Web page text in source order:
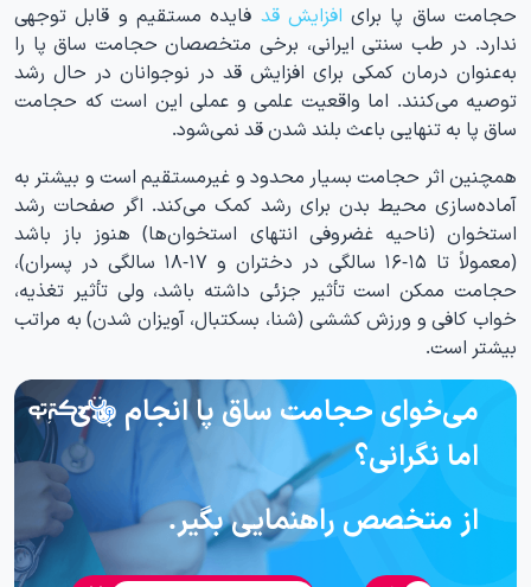
حجامت ساق پا برای افزایش قد فایده مستقیم و قابل توجهی
ندارد. در طب سنتی ایرانی، برخی متخصصان حجامت ساق پا را
به‌عنوان درمان کمکی برای افزایش قد در نوجوانان در حال رشد
توصیه می‌کنند. اما واقعیت علمی و عملی این است که حجامت
ساق پا به تنهایی باعث بلند شدن قد نمی‌شود.
همچنین اثر حجامت بسیار محدود و غیرمستقیم است و بیشتر به
آماده‌سازی محیط بدن برای رشد کمک می‌کند. اگر صفحات رشد
استخوان (ناحیه غضروفی انتهای استخوان‌ها) هنوز باز باشد
(معمولاً تا ۱۵-۱۶ سالگی در دختران و ۱۷-۱۸ سالگی در پسران)،
حجامت ممکن است تأثیر جزئی داشته باشد، ولی تأثیر تغذیه،
خواب کافی و ورزش کششی (شنا، بسکتبال، آویزان شدن) به مراتب
بیشتر است.
می‌خوای حجامت ساق پا انجام بدی
اما نگرانی؟
از متخصص راهنمایی بگیر.